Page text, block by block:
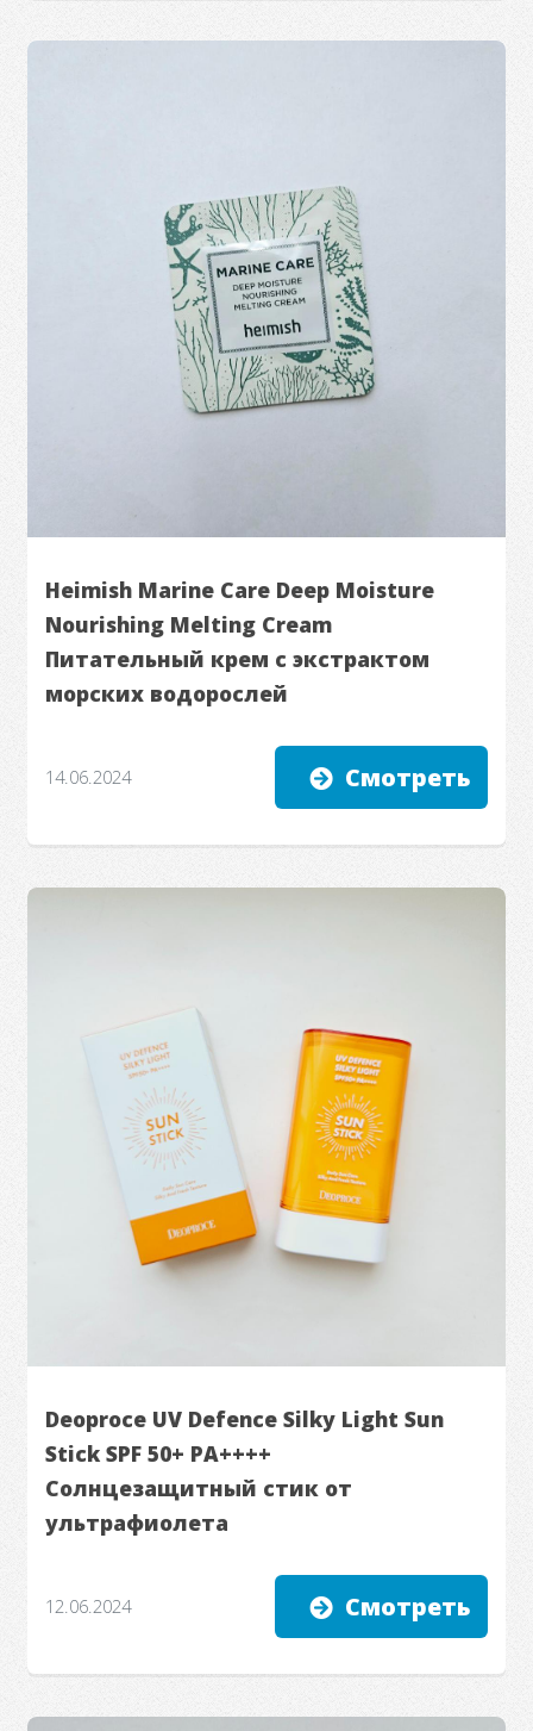
Heimish Marine Care Deep Moisture
Nourishing Melting Cream
Питательный крем с экстрактом
морских водорослей
14.06.2024 Смотреть
Deoproce UV Defence Silky Light Sun
Stick SPF 50+ PA++++
Солнцезащитный стик от
ультрафиолета
12.06.2024 Смотреть